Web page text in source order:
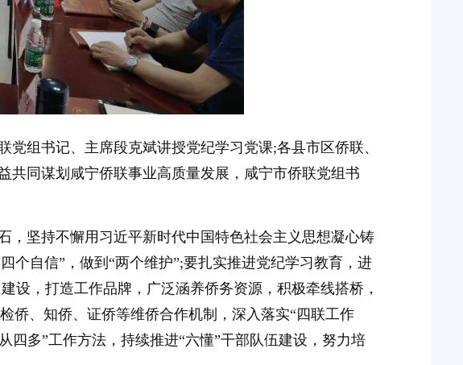
组书记、主席段克斌讲授党纪学习党课;各县市区侨联、
共同谋划咸宁侨联事业高质量发展，咸宁市侨联党组书
，坚持不懈用习近平新时代中国特色社会主义思想凝心铸
个自信”，做到“两个维护”;要扎实推进党纪学习教育，进
设，打造工作品牌，广泛涵养侨务资源，积极牵线搭桥，
侨、知侨、证侨等维侨合作机制，深入落实“四联工作
四多”工作方法，持续推进“六懂”干部队伍建设，努力培